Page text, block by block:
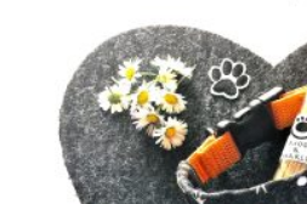
mehrere
Varianten
auf.
Die